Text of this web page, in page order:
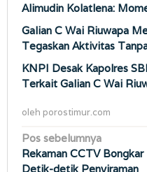
Alimudin Kolatlena:
Galian C Wai Riuwapa
Tegaskan Aktivitas
KNPI Desak Kapolres
Terkait Galian C Wai
oleh porostimur.com
Navigasi
pos
Pos sebelumnya
Rekaman CCTV Bongkar
Detik-detik Penyiraman